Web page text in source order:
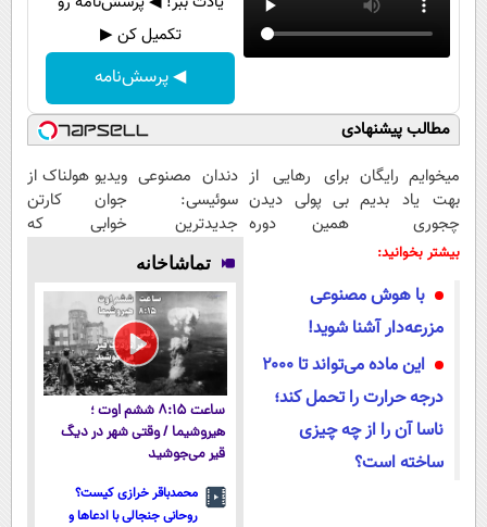
تکمیل کن ▶
◀ پرسش‌نامه
مطالب پیشنهادی
میخوایم رایگان
بهت یاد بدیم
چجوری
پولدارشی! باور
مجانیه
برای رهایی از
بی پولی دیدن
همین دوره
کن)
دندان مصنوعی
سوئیسی:
جدیدترین
فناوری اروپا،
سبک و مقاوم |
پرداخت قسطی
ویدیو هولناک از
جوان کارتن
خوابی که
بیشتر بخوانید:
با هوش مصنوعی
مزرعه‌دار آشنا شوید!
این ماده می‌تواند تا ۲۰۰۰
درجه حرارت را تحمل کند؛
ناسا آن را از چه چیزی
ساخته است؟
تماشاخانه
ساعت ۸:۱۵ ششم اوت ؛
هیروشیما / وقتی شهر در دیگ
قیر می‌جوشید
محمدباقر خرازی کیست؟
روحانی جنجالی با ادعاها و